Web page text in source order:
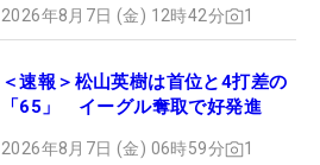
2026年8月7日 (金) 12時42分 1
＜速報＞松山英樹は首位と4打差の
「65」 イーグル奪取で好発進
2026年8月7日 (金) 06時59分 1